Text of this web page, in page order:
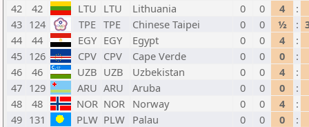
42
42 LTU LTU Lithuania 0 0 4
:
43 124 TPE TPE Chinese Taipei 0 0 ½ :
44
44 EGY EGY Egypt 0 0 4
:
45 126 CPV CPV Cape Verde 0 0 0
:
46
46 UZB UZB Uzbekistan 0 0 4
:
47 129 ARU ARU Aruba 0 0 0
:
48
48 NOR NOR Norway 0 0 4
:
49 131 PLW PLW Palau 0 0 0
: